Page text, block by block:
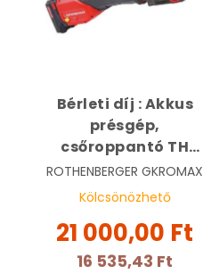
Bérleti díj : Akkus
présgép,
csőroppantó TH
pofákkal 5 rétegű
csőhőz |
ROMAX 4000-1
ROTHENBERGER GKROMAX
Kölcsönözhető
21 000,00 Ft
16 535,43 Ft